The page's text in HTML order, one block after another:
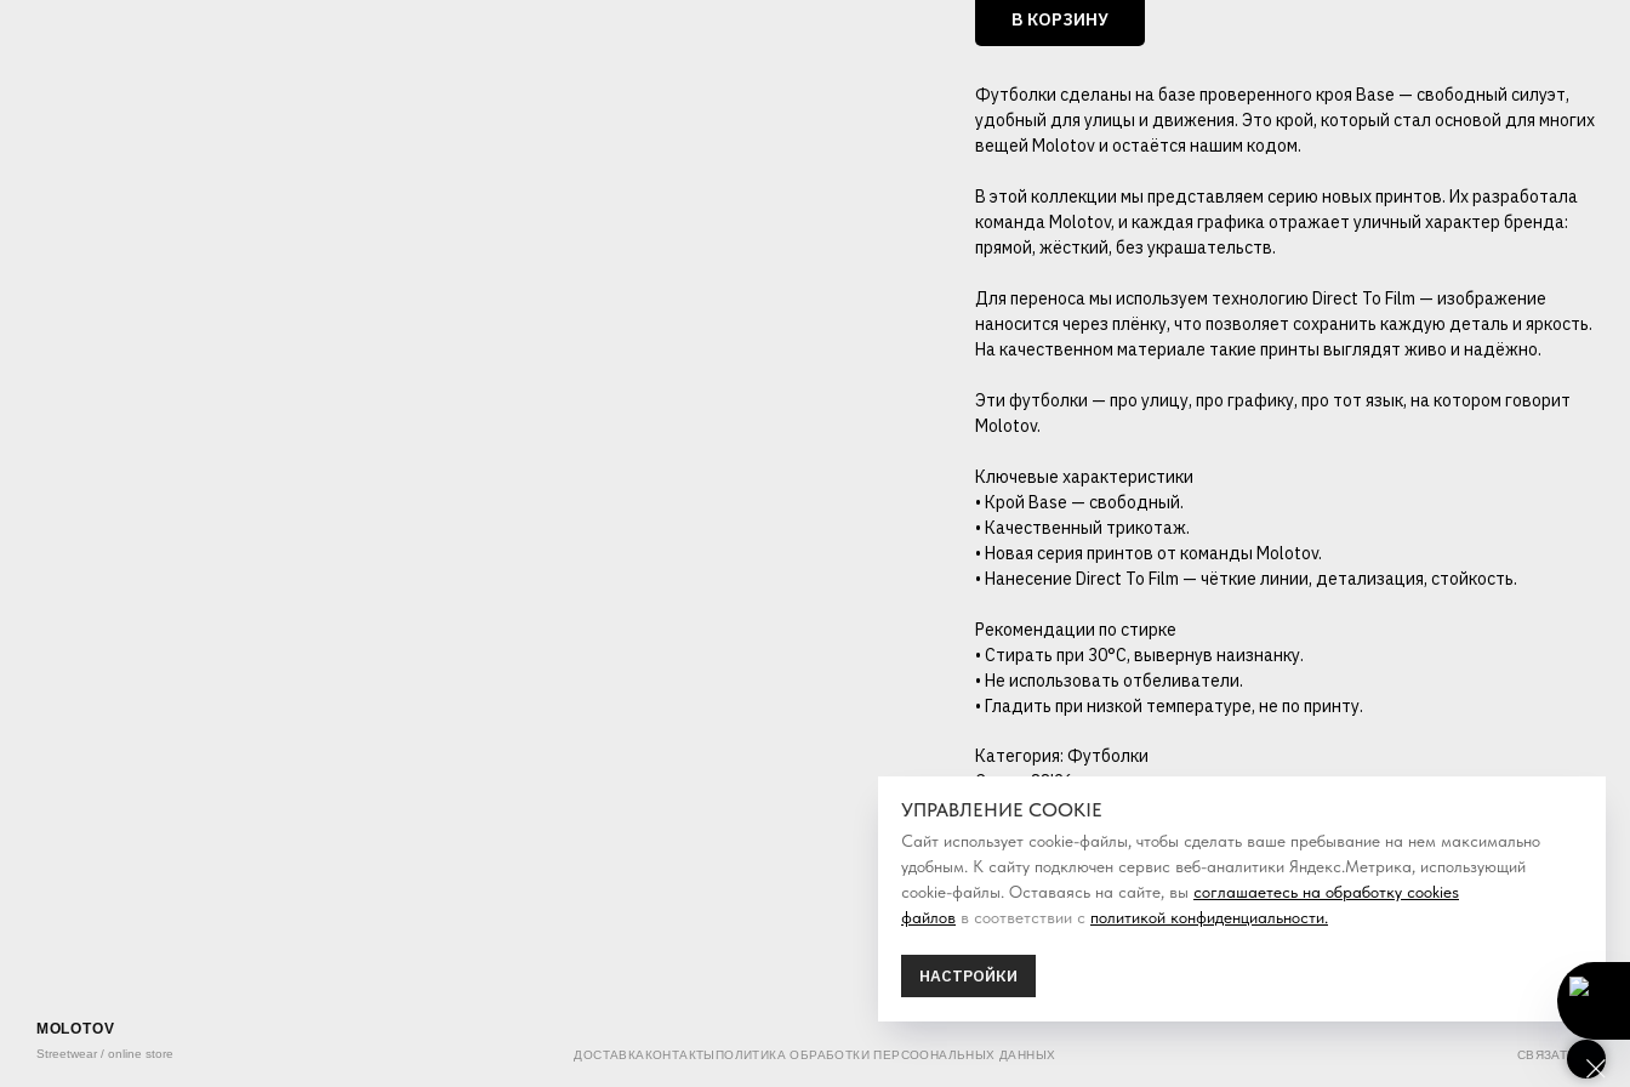
В КОРЗИНУ
Футболки сделаны на базе проверенного кроя Base — свободный силуэт,
удобный для улицы и движения. Это крой, который стал основой для многих
вещей Molotov и остаётся нашим кодом.
В этой коллекции мы представляем серию новых принтов. Их разработала
команда Molotov, и каждая графика отражает уличный характер бренда:
прямой, жёсткий, без украшательств.
Для переноса мы используем технологию Direct To Film — изображение
наносится через плёнку, что позволяет сохранить каждую деталь и яркость.
На качественном материале такие принты выглядят живо и надёжно.
Эти футболки — про улицу, про графику, про тот язык, на котором говорит
Molotov.
Ключевые характеристики
• Крой Base — свободный.
• Качественный трикотаж.
• Новая серия принтов от команды Molotov.
• Нанесение Direct To Film — чёткие линии, детализация, стойкость.
Рекомендации по стирке
• Стирать при 30°C, вывернув наизнанку.
• Не использовать отбеливатели.
• Гладить при низкой температуре, не по принту.
Категория: Футболки
Сезон: SS'26
УПРАВЛЕНИЕ COOKIE
Сайт использует cookie-файлы, чтобы сделать ваше пребывание на нем максимально
удобным. К cайту подключен сервис веб-аналитики Яндекс.Метрика, использующий
cookie-файлы. Оставаясь на сайте, вы соглашаетесь на обработку cookies
файлов в соответствии с политикой конфиденциальности.
НАСТРОЙКИ
MOLOTOV
Streetwear / online store ДОСТАВКА КОНТАКТЫ ПОЛИТИКА ОБРАБОТКИ ПЕРСООНАЛЬНЫХ ДАННЫХ СВЯЗАТЬСЯ